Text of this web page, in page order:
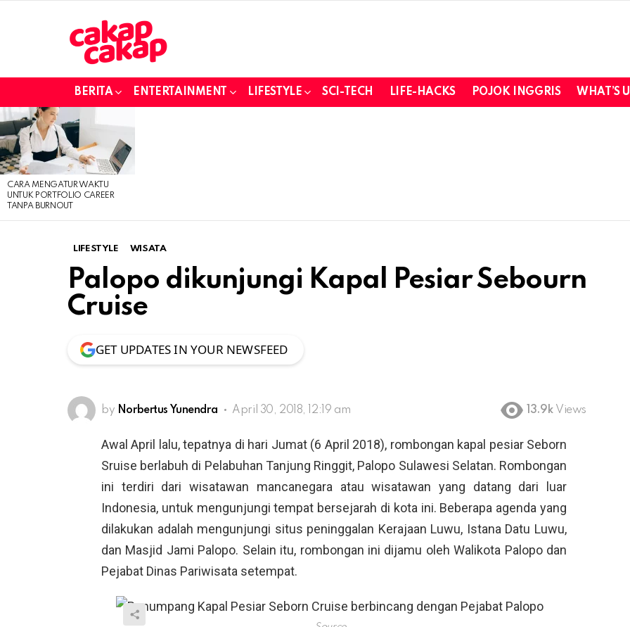
BERITA ENTERTAINMENT LIFESTYLE SCI-TECH LIFE-HACKS POJOK INGGRIS WHAT’S
LATEST
STORIES
CARA MENGATUR WAKTU
UNTUK PORTFOLIO CAREER
TANPA BURNOUT
LIFESTYLE WISATA
Palopo dikunjungi Kapal Pesiar Sebourn
Cruise
GET UPDATES IN YOUR NEWSFEED
by Norbertus Yunendra April 30, 2018, 12:19 am 13.9k Views
Awal April lalu, tepatnya di hari Jumat (6 April 2018), rombongan kapal pesiar Seborn
Sruise berlabuh di Pelabuhan Tanjung Ringgit, Palopo Sulawesi Selatan. Rombongan
ini terdiri dari wisatawan mancanegara atau wisatawan yang datang dari luar
Indonesia, untuk mengunjungi tempat bersejarah di kota ini. Beberapa agenda yang
dilakukan adalah mengunjungi situs peninggalan Kerajaan Luwu, Istana Datu Luwu,
dan Masjid Jami Palopo. Selain itu, rombongan ini dijamu oleh Walikota Palopo dan
Pejabat Dinas Pariwisata setempat.